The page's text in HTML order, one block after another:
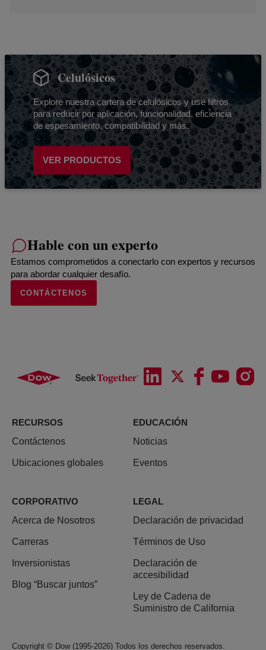
Celulósicos
Explore nuestra cartera de celulósicos y use filtros
para reducir por aplicación, funcionalidad, eficiencia
de espesamiento, compatibilidad y más.
VER PRODUCTOS
Hable con un experto
Estamos comprometidos a conectarlo con expertos y recursos
para abordar cualquier desafío.
CONTÁCTENOS
RECURSOS
Contáctenos
Ubicaciones globales
EDUCACIÓN
Noticias
Eventos
CORPORATIVO
Acerca de Nosotros
Carreras
Inversionistas
Blog “Buscar juntos”
LEGAL
Declaración de privacidad
Términos de Uso
Declaración de
accesibilidad
Ley de Cadena de
Suministro de California
Copyright © Dow (1995-2026) Todos los derechos reservados.